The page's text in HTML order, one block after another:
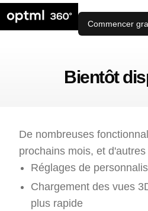
Commencer
Bientôt
De nombreuses
prochains mois, et
Réglages de
Chargement des vues
plus rapide